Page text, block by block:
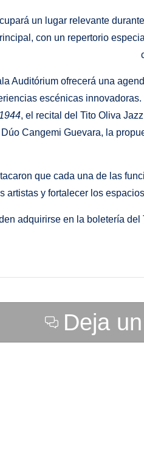
un lugar relevante
con un repertorio
Auditórium ofrecerá una
escénicas
, el recital del Tito Oliva
Cangemi Guevara, la
que cada una de las
artistas y fortalecer los
adquirirse en la boletería
Deja